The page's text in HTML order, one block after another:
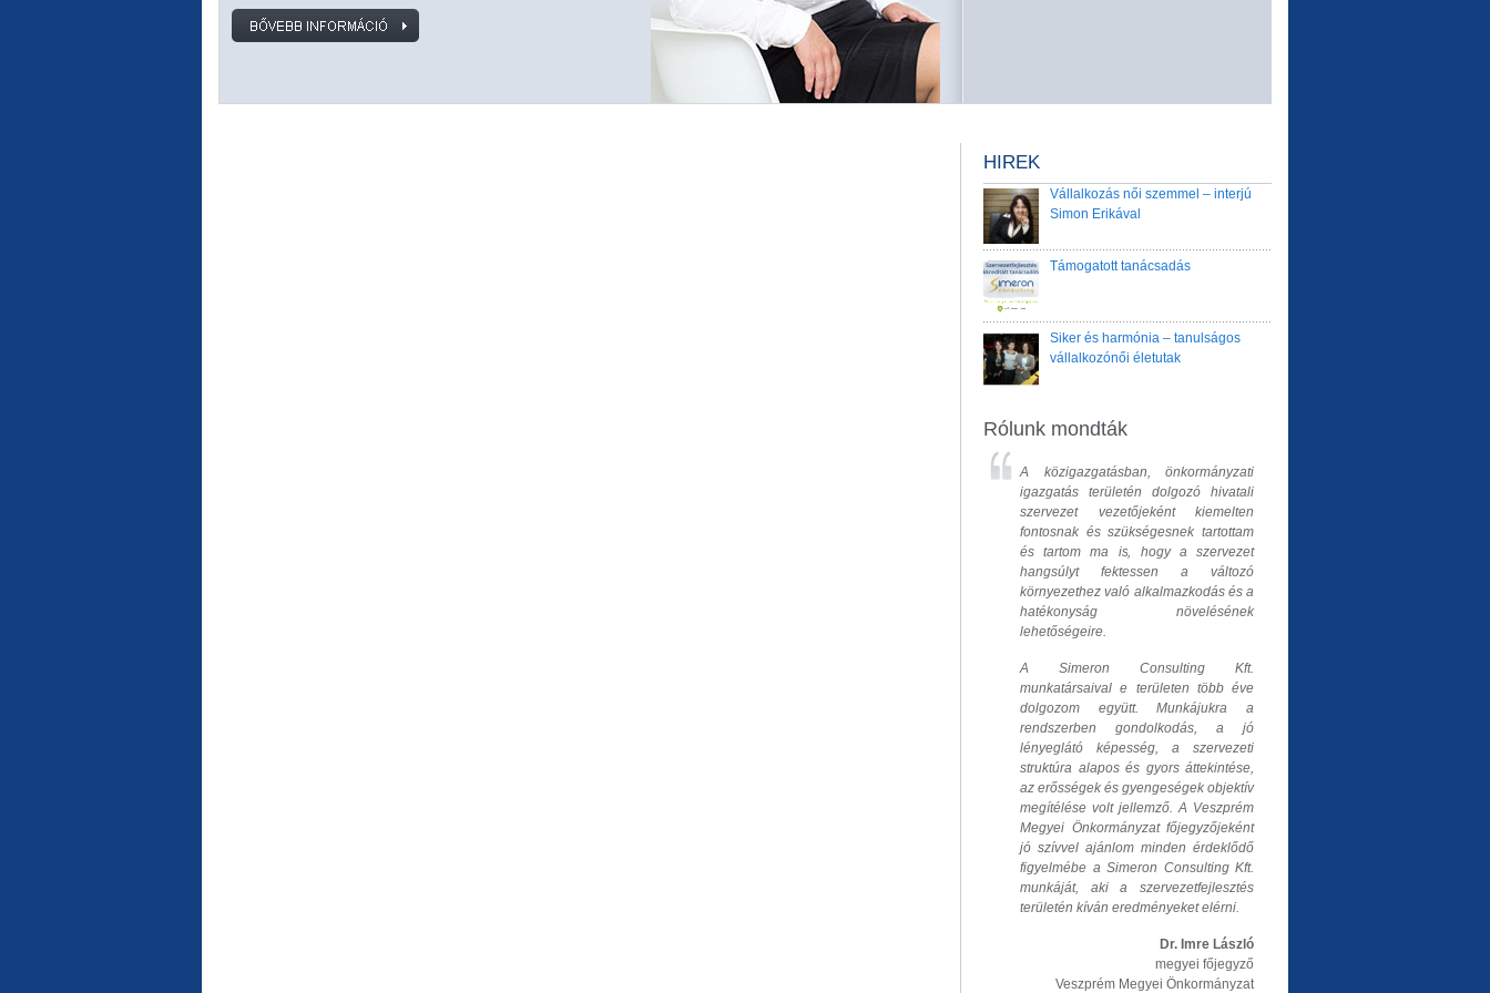
HÍREK
Vállalkozás női szemmel – interjú
Simon Erikával
Támogatott tanácsadás
Siker és harmónia – tanulságos
vállalkozónői életutak
Rólunk mondták
A közigazgatásban, önkormányzati
igazgatás területén dolgozó hivatali
szervezet vezetőjeként kiemelten
fontosnak és szükségesnek tartottam
és tartom ma is, hogy a szervezet
hangsúlyt fektessen a változó
környezethez való alkalmazkodás és a
hatékonyság növelésének
lehetőségeire.
A Simeron Consulting Kft.
munkatársaival e területen több éve
dolgozom együtt. Munkájukra a
rendszerben gondolkodás, a jó
lényeglátó képesség, a szervezeti
struktúra alapos és gyors áttekintése,
az erősségek és gyengeségek objektív
megítélése volt jellemző. A Veszprém
Megyei Önkormányzat főjegyzőjeként
jó szívvel ajánlom minden érdeklődő
figyelmébe a Simeron Consulting Kft.
munkáját, aki a szervezetfejlesztés
területén kíván eredményeket elérni.
Dr. Imre László
megyei főjegyző
Veszprém Megyei Önkormányzat